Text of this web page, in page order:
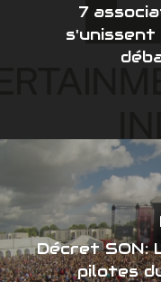
7
s'unissent
Décret SON:
pilotes